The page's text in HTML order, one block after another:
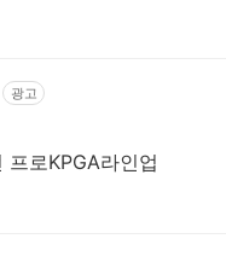
광고
로KPGA라인업